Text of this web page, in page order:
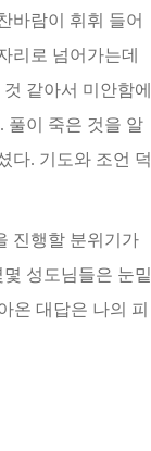
바람이 휘휘 들어
리로 넘어가는데
같아서 미안함에
풀이 죽은 것을 알
다. 기도와 조언 덕
진행할 분위기가
성도님들은 눈밑
온 대 답은 나의 피